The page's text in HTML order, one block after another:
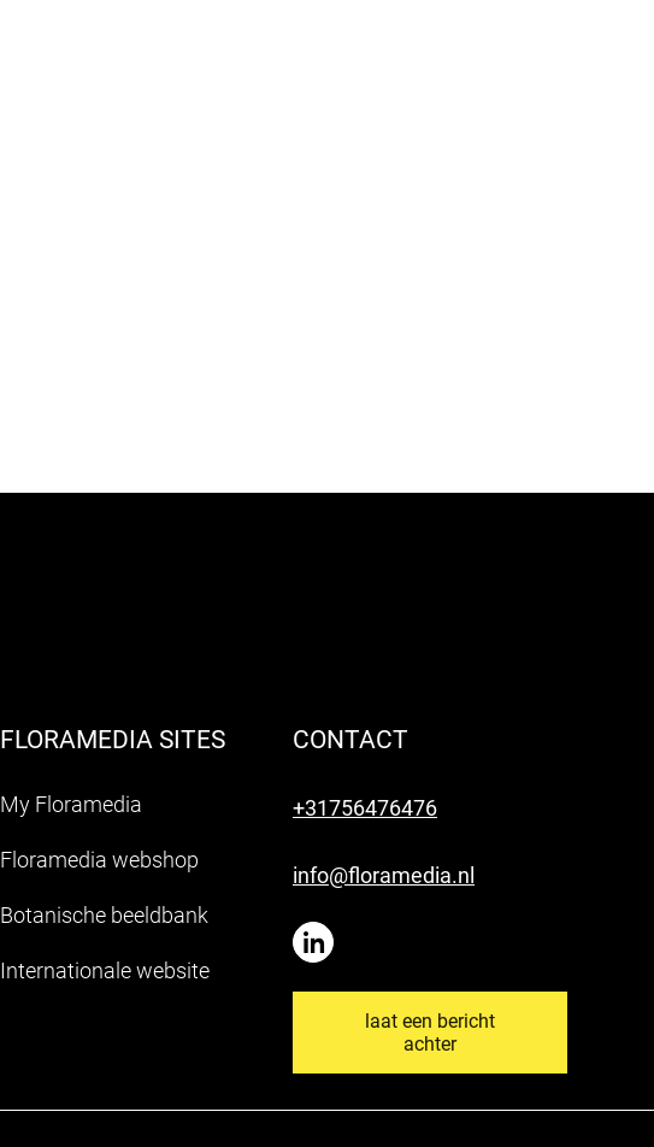
FLORAMEDIA SITES
My Floramedia
Floramedia webshop
Botanische beeldbank
Internationale website
CONTACT
+31756476476
info@floramedia.nl
laat een bericht
achter